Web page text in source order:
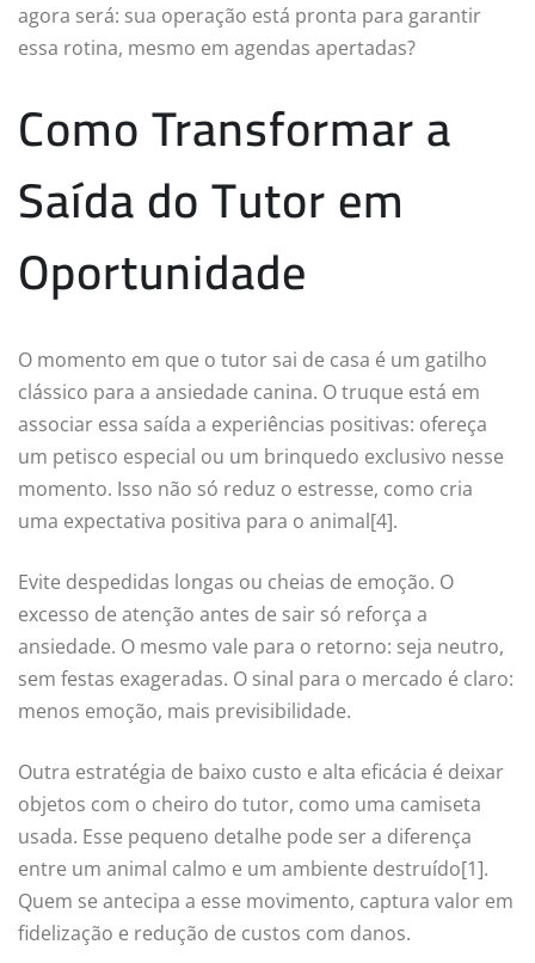
agora será: sua operação está pronta para garantir
essa rotina, mesmo em agendas apertadas?
Como Transformar a
Saída do Tutor em
Oportunidade
O momento em que o tutor sai de casa é um gatilho
clássico para a ansiedade canina. O truque está em
associar essa saída a experiências positivas: ofereça
um petisco especial ou um brinquedo exclusivo nesse
momento. Isso não só reduz o estresse, como cria
uma expectativa positiva para o animal[4].
Evite despedidas longas ou cheias de emoção. O
excesso de atenção antes de sair só reforça a
ansiedade. O mesmo vale para o retorno: seja neutro,
sem festas exageradas. O sinal para o mercado é claro:
menos emoção, mais previsibilidade.
Outra estratégia de baixo custo e alta eficácia é deixar
objetos com o cheiro do tutor, como uma camiseta
usada. Esse pequeno detalhe pode ser a diferença
entre um animal calmo e um ambiente destruído[1].
Quem se antecipa a esse movimento, captura valor em
fidelização e redução de custos com danos.